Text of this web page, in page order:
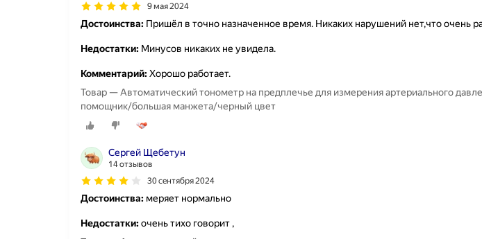
9 мая 2024
Достоинства: Пришёл в точно назначенное время. Никаких нарушений нет,что очень
Недостатки: Минусов никаких не увидела.
Комментарий:Хорошо работает.
Товар — Автоматический тонометр на предплечье для измерения артериального
помощник/большая манжета/черный цвет
Сергей Щебетун
14 отзывов
30 сентября 2024
Достоинства: меряет нормально
Недостатки:очень тихо говорит ,